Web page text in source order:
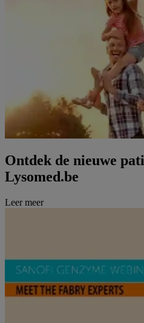
Ontdek de nieuwe
Lysomed.be
Leer meer